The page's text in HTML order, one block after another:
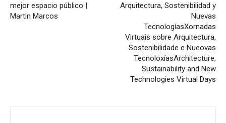
mejor espacio público |
Martin Marcos
Arquitectura, Sostenibilidad y
Nuevas
TecnologíasXornadas
Virtuais sobre Arquitectura,
Sostenibilidade e Nueovas
TecnoloxíasArchitecture,
Sustainability and New
Technologies Virtual Days